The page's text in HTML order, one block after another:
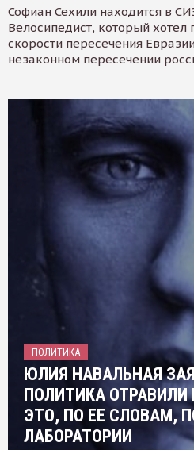
Софиан Сехили находится в
Велосипедист, который хотел
скорости пересечения
незаконном пересечении
ПОЛИТИКА
ЮЛИЯ НАВАЛЬНАЯ
ПОЛИТИКА
ЭТО, ПО ЕЕ СЛОВАМ,
ЛАБОРАТОРИИ